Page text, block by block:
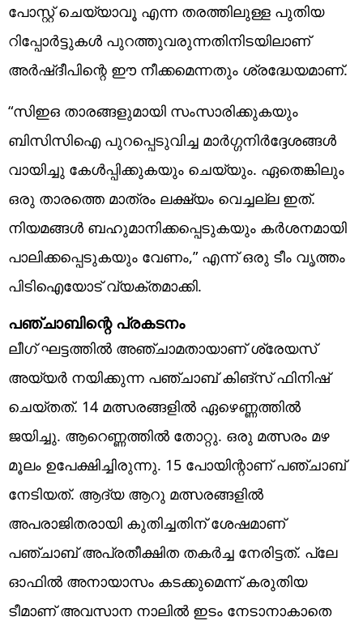
പോസ്റ്റ് ചെയ്യാവൂ എന്ന തരത്തിലുള്ള പുതിയ
റിപ്പോർട്ടുകൾ പുറത്തുവരുന്നതിനിടയിലാണ്
അർഷ്ദീപിന്റെ ഈ നീക്കമെന്നതും ശ്രദ്ധേയമാണ്.
“സിഇഒ താരങ്ങളുമായി സംസാരിക്കുകയും
ബിസിസിഐ പുറപ്പെടുവിച്ച മാർഗ്ഗനിർദ്ദേശങ്ങൾ
വായിച്ചു കേൾപ്പിക്കുകയും ചെയ്യും. ഏതെങ്കിലും
ഒരു താരത്തെ മാത്രം ലക്ഷ്യം വെച്ചല്ല ഇത്.
നിയമങ്ങൾ ബഹുമാനിക്കപ്പെടുകയും കർശനമായി
പാലിക്കപ്പെടുകയും വേണം,” എന്ന് ഒരു ടീം വൃത്തം
പിടിഐയോട് വ്യക്തമാക്കി.
പഞ്ചാബിന്റെ പ്രകടനം
ലീഗ് ഘട്ടത്തില്‍ അഞ്ചാമതായാണ് ശ്രേയസ്
അയ്യര്‍ നയിക്കുന്ന പഞ്ചാബ് കിങ്‌സ് ഫിനിഷ്
ചെയ്തത്. 14 മത്സരങ്ങളില്‍ ഏഴെണ്ണത്തില്‍
ജയിച്ചു. ആറെണ്ണത്തില്‍ തോറ്റു. ഒരു മത്സരം മഴ
മൂലം ഉപേക്ഷിച്ചിരുന്നു. 15 പോയിന്റാണ് പഞ്ചാബ്
നേടിയത്. ആദ്യ ആറു മത്സരങ്ങളില്‍
അപരാജിതരായി കുതിച്ചതിന് ശേഷമാണ്
പഞ്ചാബ് അപ്രതീക്ഷിത തകര്‍ച്ച നേരിട്ടത്. പ്ലേ
ഓഫില്‍ അനായാസം കടക്കുമെന്ന് കരുതിയ
ടീമാണ് അവസാന നാലില്‍ ഇടം നേടാനാകാതെ